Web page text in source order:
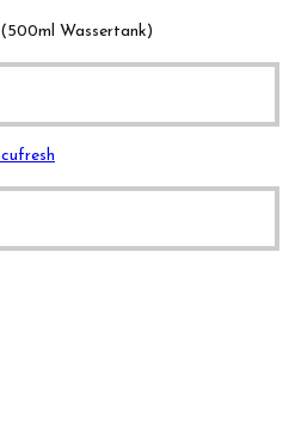
(500ml Wassertank)